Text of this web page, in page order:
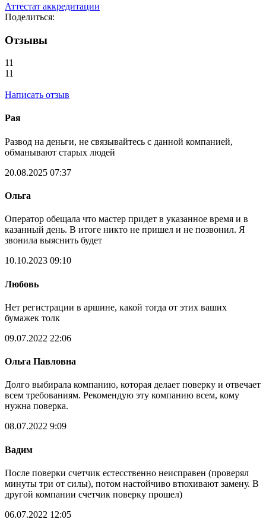
Аттестат аккредитации
Поделиться:
Отзывы
11
11
Написать отзыв
Рая
Развод на деньги, не связывайтесь с данной компанией,
обманывают старых людей
20.08.2025 07:37
Ольга
Оператор обещала что мастер придет в указанное время и в
казанный день. В итоге никто не пришел и не позвонил. Я
звонила выяснить будет
10.10.2023 09:10
Любовь
Нет регистрации в аршине, какой тогда от этих ваших
бумажек толк
09.07.2022 22:06
Ольга Павловна
Долго выбирала компанию, которая делает поверку и отвечает
всем требованиям. Рекомендую эту компанию всем, кому
нужна поверка.
08.07.2022 9:09
Вадим
После поверки счетчик естесственно неисправен (проверял
минуты три от силы), потом настойчиво втюхивают замену. В
другой компании счетчик поверку прошел)
06.07.2022 12:05